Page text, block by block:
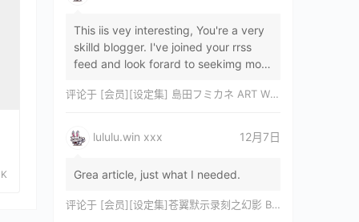
This iis vey interesting, You're a very
skilld blogger. I've joined your rrss
feed and look forard to seekimg mor
评论于 [会员][设定集] 島田フミカネ ART WORKS EXTRA Luminous Witches[DL]
lululu.win xxx 12月7日
Grea article, just what I needed.
评论于 [会员][设定集]苍翼默示录刻之幻影 BLAZBLUE CHRONOPHANTASMA 公式設定資料集II